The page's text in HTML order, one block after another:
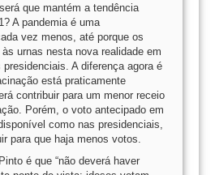
que mantém a tendência
A pandemia é uma
vez menos, até porque os
urnas nesta nova realidade em
A diferença agora é
está praticamente
contribuir para um menor receio
Porém, o voto antecipado em
como nas presidenciais,
para que haja menos votos.
é que “não deverá haver